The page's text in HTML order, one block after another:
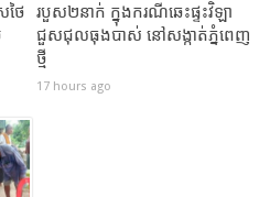
ថៃ
របួស២នាក់ ក្នុងករណីឆេះផ្ទះវិឡា
ជួសជុលធុងបាស់ នៅសង្កាត់ភ្នំពេញ
ថ្មី
17 hours ago